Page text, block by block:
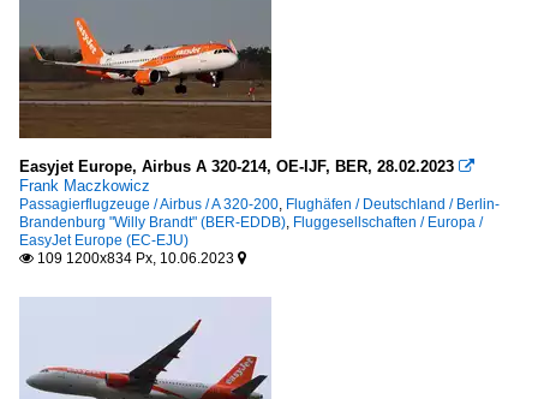
Easyjet Europe, Airbus A 320-214, OE-IJF, BER, 28.02.2023 
Frank Maczkowicz
Passagierflugzeuge / Airbus / A 320-200 Flughäfen / Deutschland / Berlin-
Brandenburg "Willy Brandt" (BER-EDDB) Fluggesellschaften / Europa /
EasyJet Europe (EC-EJU)
 109 1200x834 Px, 10.06.2023 